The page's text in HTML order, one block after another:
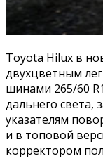
Toyota Hilux в
двухцветным
шинами 265/60
дальнего
указателям
и в топовой
корректором